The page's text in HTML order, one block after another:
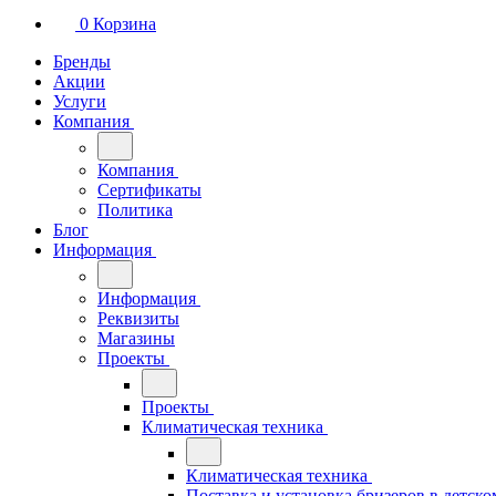
0 Корзина
Бренды
Акции
Услуги
Компания
Компания
Сертификаты
Политика
Блог
Информация
Информация
Реквизиты
Магазины
Проекты
Проекты
Климатическая техника
Климатическая техника